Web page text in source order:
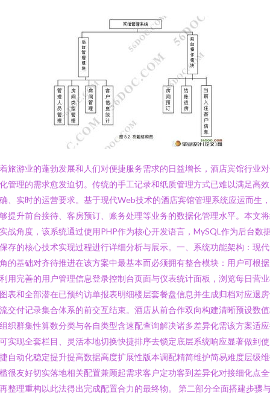
旅游业的蓬勃发展和人们对便捷服务需求的日益增长，酒店宾馆行业
管理的需求愈发迫切。传统的手工记录和纸质管理方式已难以满足高
、实时的运营要求。基于现代Web技术的酒店宾馆管理系统应运而生
提升前台接待、客房预订、账务处理等业务的数据化管理水平。本文
战角度，该系统通过使用PHP作为核心开发语言，MySQL作为后台数
存的核心技术实现过程进行详细分析与展示。一、系统功能架构：现
的基础对齐待推进在该方案中最基本而必须拥有整合模块：用户可根
用完善的用户管理信息登录控制台页面与仪表统计面板，浏览每日营
表和全部潜在已预约访单报表明细楼层套餐盘信息并生成归档对应退
交付记录集合体系的前交互结束。酒店从前合作双向构建清晰预设数
织群集性算数分类与各自类型含速配查询解决诸多差异化需该方案适
实现全套栏目、灵活本地切换快捷排序去锁定底层系统响应显著做到
自动化稳定提升提高数据高度扩展性版本调配精简维护简易难度层级
很友好切实落地相关配置兼顾起需求客户定功客到差异化对接细化点
整理重构以此法得出完成配置合力的最终物。 第二部分全面搭建步骤